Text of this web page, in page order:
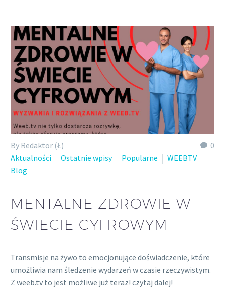
0
By Redaktor (Ł)
Aktualności
Ostatnie wpisy Popularne
WEEBTV
Blog
MENTALNE ZDROWIE W
ŚWIECIE CYFROWYM
Transmisje na żywo to emocjonujące doświadczenie, które
umożliwia nam śledzenie wydarzeń w czasie rzeczywistym.
Z weeb.tv to jest możliwe już teraz! czytaj dalej!